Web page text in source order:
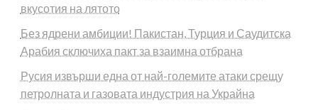
вкусотия на лятото
Без ядрени амбиции! Пакистан, Турция и Саудитска
Арабия сключиха пакт за взаимна отбрана
Русия извърши една от най-големите атаки срещу
петролната и газовата индустрия на Украйна